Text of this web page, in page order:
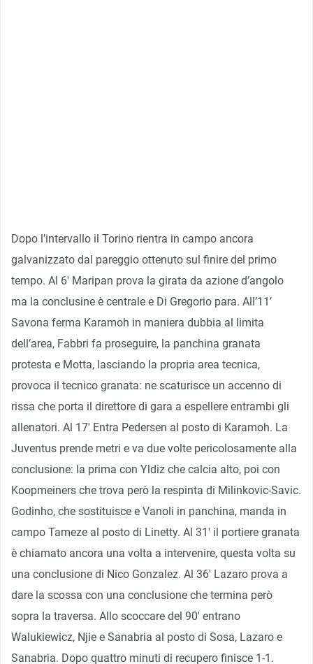
Dopo l’intervallo il Torino rientra in campo ancora
galvanizzato dal pareggio ottenuto sul finire del primo
tempo. Al 6′ Maripan prova la girata da azione d’angolo
ma la conclusine è centrale e Di Gregorio para. All’11’
Savona ferma Karamoh in maniera dubbia al limita
dell’area, Fabbri fa proseguire, la panchina granata
protesta e Motta, lasciando la propria area tecnica,
provoca il tecnico granata: ne scaturisce un accenno di
rissa che porta il direttore di gara a espellere entrambi gli
allenatori. Al 17′ Entra Pedersen al posto di Karamoh. La
Juventus prende metri e va due volte pericolosamente alla
conclusione: la prima con Yldiz che calcia alto, poi con
Koopmeiners che trova però la respinta di Milinkovic-Savic.
Godinho, che sostituisce e Vanoli in panchina, manda in
campo Tameze al posto di Linetty. Al 31′ il portiere granata
è chiamato ancora una volta a intervenire, questa volta su
una conclusione di Nico Gonzalez. Al 36′ Lazaro prova a
dare la scossa con una conclusione che termina però
sopra la traversa. Allo scoccare del 90′ entrano
Walukiewicz, Njie e Sanabria al posto di Sosa, Lazaro e
Sanabria. Dopo quattro minuti di recupero finisce 1-1.